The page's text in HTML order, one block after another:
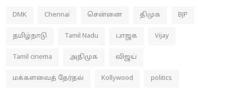
DMK Chennai சென்னை திமுக BJP
தமிழ்நாடு Tamil Nadu பாஜக Vijay
Tamil cinema அதிமுக விஜய்
மக்களவைத் தேர்தல் Kollywood politics